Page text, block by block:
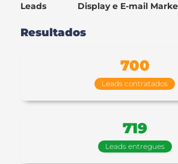
Leads Display e E-mail
Resultados
700
Leads contratados
719
Leads entregues